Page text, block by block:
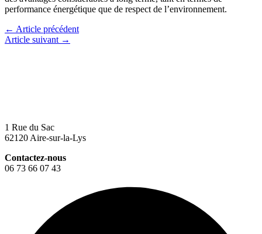
performance énergétique que de respect de l’environnement.
← Article précédent
Article suivant →
1 Rue du Sac
62120 Aire-sur-la-Lys
Contactez-nous
06 73 66 07 43